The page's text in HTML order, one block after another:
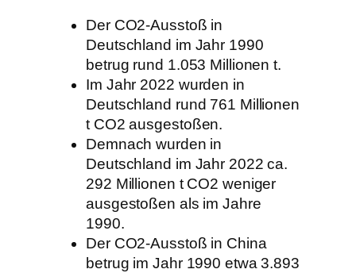
Der CO2-Ausstoß in
Deutschland im Jahr 1990
betrug rund 1.053 Millionen t.
Im Jahr 2022 wurden in
Deutschland rund 761 Millionen
t CO2 ausgestoßen.
Demnach wurden in
Deutschland im Jahr 2022 ca.
292 Millionen t CO2 weniger
ausgestoßen als im Jahre
1990.
Der CO2-Ausstoß in China
betrug im Jahr 1990 etwa 3.893